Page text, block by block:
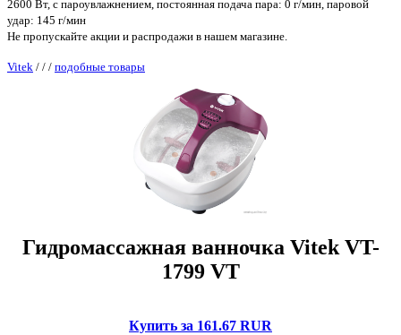
2600 Вт, с пароувлажнением, постоянная подача пара: 0 г/мин, паровой
удар: 145 г/мин
Не пропускайте акции и распродажи в нашем магазине.
Vitek / / / подобные товары
Гидромассажная ванночка Vitek VT-
1799 VT
Купить за 161.67 RUR